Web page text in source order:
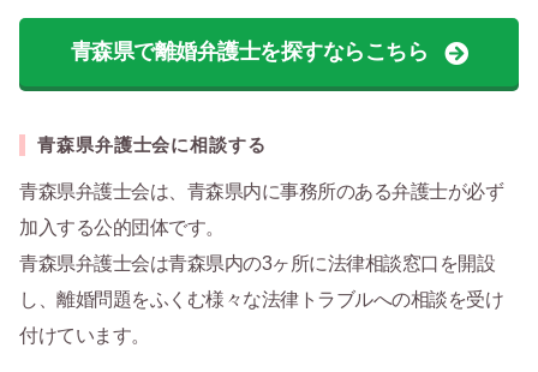
青森県で離婚弁護士を探すならこちら
青森県弁護士会に相談する
青森県弁護士会は、青森県内に事務所のある弁護士が必ず
加入する公的団体です。
青森県弁護士会は青森県内の3ヶ所に法律相談窓口を開設
し、離婚問題をふくむ様々な法律トラブルへの相談を受け
付けています。